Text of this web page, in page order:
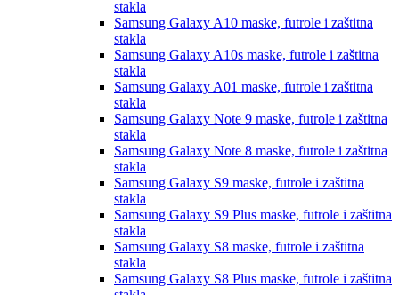
stakla
Samsung Galaxy A10 maske, futrole i zaštitna
stakla
Samsung Galaxy A10s maske, futrole i zaštitna
stakla
Samsung Galaxy A01 maske, futrole i zaštitna
stakla
Samsung Galaxy Note 9 maske, futrole i zaštitna
stakla
Samsung Galaxy Note 8 maske, futrole i zaštitna
stakla
Samsung Galaxy S9 maske, futrole i zaštitna
stakla
Samsung Galaxy S9 Plus maske, futrole i zaštitna
stakla
Samsung Galaxy S8 maske, futrole i zaštitna
stakla
Samsung Galaxy S8 Plus maske, futrole i zaštitna